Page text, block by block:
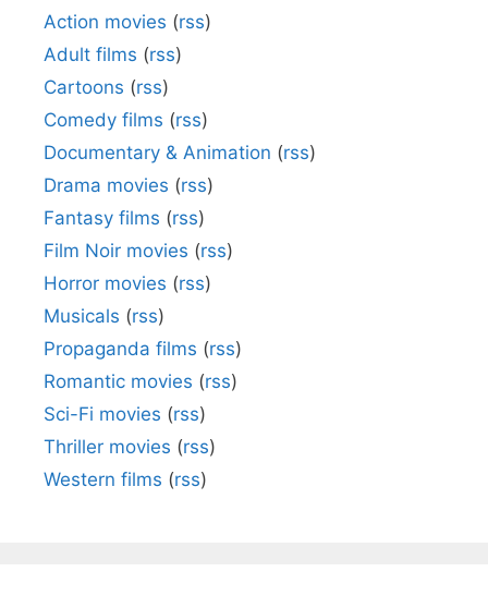
Action movies (rss)
Adult films (rss)
Cartoons (rss)
Comedy films (rss)
Documentary & Animation (rss)
Drama movies (rss)
Fantasy films (rss)
Film Noir movies (rss)
Horror movies (rss)
Musicals (rss)
Propaganda films (rss)
Romantic movies (rss)
Sci-Fi movies (rss)
Thriller movies (rss)
Western films (rss)